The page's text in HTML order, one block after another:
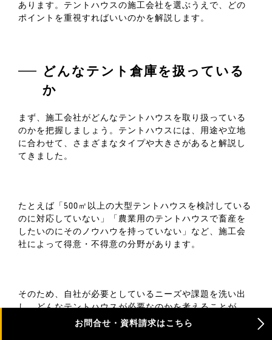
あります。テントハウスの施工会社を選ぶうえで、どの
ポイントを重視すればいいのかを解説します。
どんなテント倉庫を扱っている
か
まず、施工会社がどんなテントハウスを取り扱っている
のかを把握しましょう。テントハウスには、用途や立地
に合わせて、さまざまなタイプや大きさがあると解説し
てきました。
たとえば「500㎡以上の大型テントハウスを検討している
のに対応していない」「農業用のテントハウスで畜産を
したいのにそのノウハウを持っていない」など、施工会
社によって得意・不得意の分野があります。
そのため、自社が必要としているニーズや課題を洗い出
し、どんなテントハウスが必要なのかを考えることが、
施工会社を選ぶうえで重要なポイントです。インターネ
お問合せ・資料請求はこちら